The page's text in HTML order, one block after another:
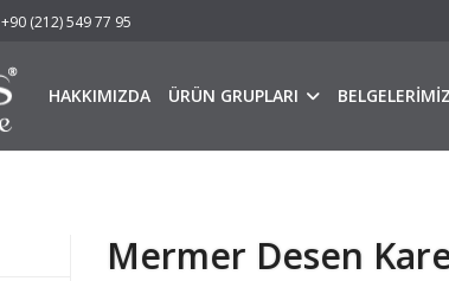
+90 (212) 549 77 95
HAKKIMIZDA ÜRÜN GRUPLARI BELGELERİMİZ
Mermer Desen